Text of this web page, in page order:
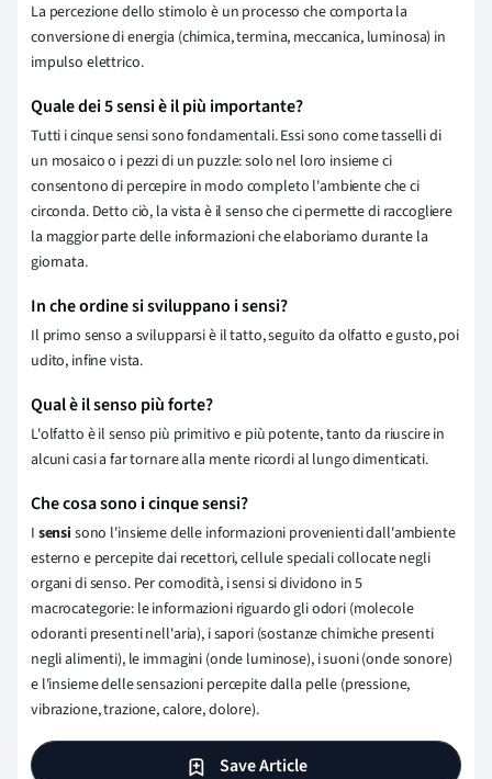
La percezione dello stimolo è un processo che comporta la
conversione di energia (chimica, termina, meccanica, luminosa) in
impulso elettrico.
Quale dei 5 sensi è il più importante?
Tutti i cinque sensi sono fondamentali. Essi sono come tasselli di
un mosaico o i pezzi di un puzzle: solo nel loro insieme ci
consentono di percepire in modo completo l'ambiente che ci
circonda. Detto ciò, la vista è il senso che ci permette di raccogliere
la maggior parte delle informazioni che elaboriamo durante la
giornata.
In che ordine si sviluppano i sensi?
Il primo senso a svilupparsi è il tatto, seguito da olfatto e gusto, poi
udito, infine vista.
Qual è il senso più forte?
L'olfatto è il senso più primitivo e più potente, tanto da riuscire in
alcuni casi a far tornare alla mente ricordi al lungo dimenticati.
Che cosa sono i cinque sensi?
I sensi sono l'insieme delle informazioni provenienti dall'ambiente
esterno e percepite dai recettori, cellule speciali collocate negli
organi di senso. Per comodità, i sensi si dividono in 5
macrocategorie: le informazioni riguardo gli odori (molecole
odoranti presenti nell'aria), i sapori (sostanze chimiche presenti
negli alimenti), le immagini (onde luminose), i suoni (onde sonore)
e l'insieme delle sensazioni percepite dalla pelle (pressione,
vibrazione, trazione, calore, dolore).
Save Article